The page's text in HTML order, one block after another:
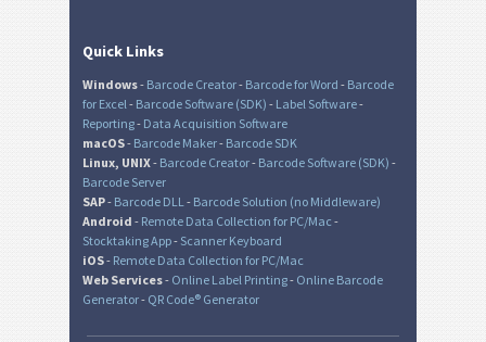
Quick Links
Windows- Barcode Creator- Barcode for Word - Barcode
for Excel - Barcode Software (SDK) - Label Software-
Reporting- Data Acquisition Software
macOS- Barcode Maker- Barcode SDK
Linux, UNIX- Barcode Creator- Barcode Software (SDK) -
Barcode Server
SAP- Barcode DLL - Barcode Solution (no Middleware)
Android - Remote Data Collection for PC/Mac -
Stocktaking App- Scanner Keyboard
iOS- Remote Data Collection for PC/Mac
Web Services- Online Label Printing- Online Barcode
Generator- QR Code® Generator